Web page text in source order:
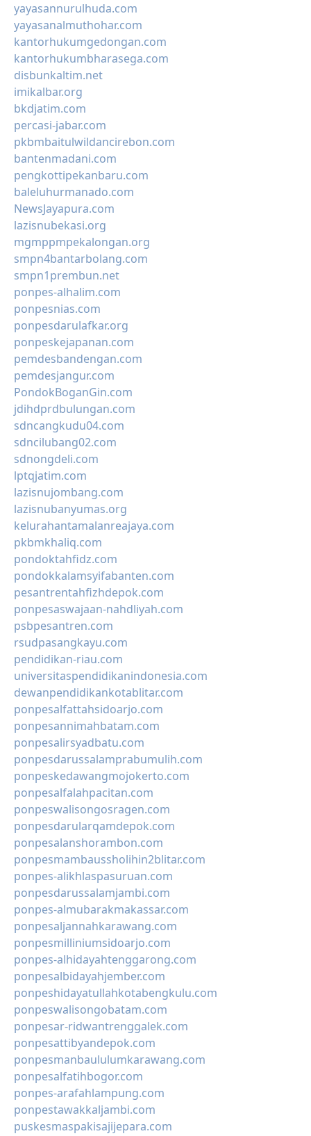
yayasannurulhuda.com
yayasanalmuthohar.com
kantorhukumgedongan.com
kantorhukumbharasega.com
disbunkaltim.net
imikalbar.org
bkdjatim.com
percasi-jabar.com
pkbmbaitulwildancirebon.com
bantenmadani.com
pengkottipekanbaru.com
baleluhurmanado.com
NewsJayapura.com
lazisnubekasi.org
mgmppmpekalongan.org
smpn4bantarbolang.com
smpn1prembun.net
ponpes-alhalim.com
ponpesnias.com
ponpesdarulafkar.org
ponpeskejapanan.com
pemdesbandengan.com
pemdesjangur.com
PondokBoganGin.com
jdihdprdbulungan.com
sdncangkudu04.com
sdncilubang02.com
sdnongdeli.com
lptqjatim.com
lazisnujombang.com
lazisnubanyumas.org
kelurahantamalanreajaya.com
pkbmkhaliq.com
pondoktahfidz.com
pondokkalamsyifabanten.com
pesantrentahfizhdepok.com
ponpesaswajaan-nahdliyah.com
psbpesantren.com
rsudpasangkayu.com
pendidikan-riau.com
universitaspendidikanindonesia.com
dewanpendidikankotablitar.com
ponpesalfattahsidoarjo.com
ponpesannimahbatam.com
ponpesalirsyadbatu.com
ponpesdarussalamprabumulih.com
ponpeskedawangmojokerto.com
ponpesalfalahpacitan.com
ponpeswalisongosragen.com
ponpesdarularqamdepok.com
ponpesalanshorambon.com
ponpesmambaussholihin2blitar.com
ponpes-alikhlaspasuruan.com
ponpesdarussalamjambi.com
ponpes-almubarakmakassar.com
ponpesaljannahkarawang.com
ponpesmilliniumsidoarjo.com
ponpes-alhidayahtenggarong.com
ponpesalbidayahjember.com
ponpeshidayatullahkotabengkulu.com
ponpeswalisongobatam.com
ponpesar-ridwantrenggalek.com
ponpesattibyandepok.com
ponpesmanbaululumkarawang.com
ponpesalfatihbogor.com
ponpes-arafahlampung.com
ponpestawakkaljambi.com
puskesmaspakisajijepara.com